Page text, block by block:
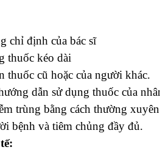
chỉ định của bác sĩ
thuốc kéo dài
thuốc cũ hoặc của người khác.
dẫn sử dụng thuốc của
trùng bằng cách thường
bệnh và tiêm chủng đầy đủ.